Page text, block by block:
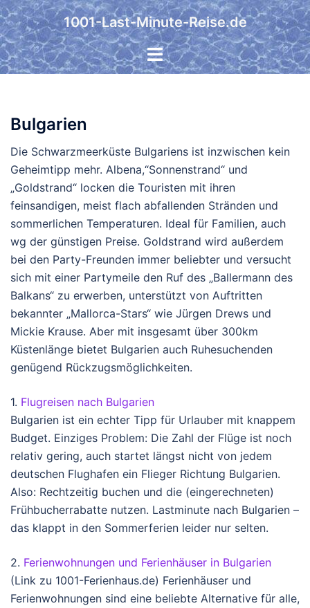
Zum
Inhalt
springen
1001-Last-Minute-Reise.de
Bulgarien
Die Schwarzmeerküste Bulgariens ist inzwischen kein
Geheimtipp mehr. Albena,“Sonnenstrand“ und
„Goldstrand“ locken die Touristen mit ihren
feinsandigen, meist flach abfallenden Stränden und
sommerlichen Temperaturen. Ideal für Familien, auch
wg der günstigen Preise. Goldstrand wird außerdem
bei den Party-Freunden immer beliebter und versucht
sich mit einer Partymeile den Ruf des „Ballermann des
Balkans“ zu erwerben, unterstützt von Auftritten
bekannter „Mallorca-Stars“ wie Jürgen Drews und
Mickie Krause. Aber mit insgesamt über 300km
Küstenlänge bietet Bulgarien auch Ruhesuchenden
genügend Rückzugsmöglichkeiten.
1. Flugreisen nach Bulgarien
Bulgarien ist ein echter Tipp für Urlauber mit knappem
Budget. Einziges Problem: Die Zahl der Flüge ist noch
relativ gering, auch startet längst nicht von jedem
deutschen Flughafen ein Flieger Richtung Bulgarien.
Also: Rechtzeitig buchen und die (eingerechneten)
Frühbucherrabatte nutzen. Lastminute nach Bulgarien –
das klappt in den Sommerferien leider nur selten.
2. Ferienwohnungen und Ferienhäuser in Bulgarien
(Link zu 1001-Ferienhaus.de) Ferienhäuser und
Ferienwohnungen sind eine beliebte Alternative für alle,